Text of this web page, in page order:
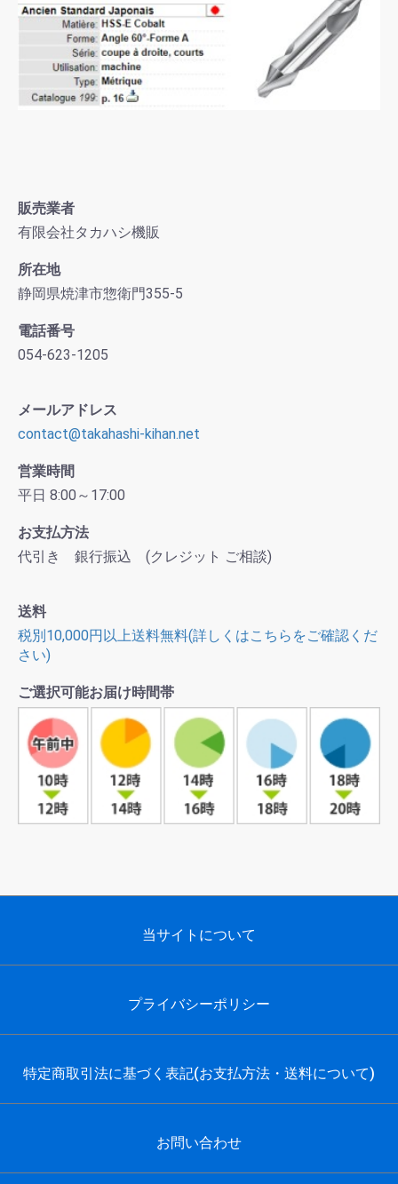
販売業者
有限会社タカハシ機販
所在地
静岡県焼津市惣衛門355-5
電話番号
054-623-1205
メールアドレス
contact@takahashi-kihan.net
営業時間
平日 8:00～17:00
お支払方法
代引き 銀行振込 (クレジット ご相談)
送料
税別10,000円以上送料無料(詳しくはこちらをご確認くだ
さい)
ご選択可能お届け時間帯
当サイトについて
プライバシーポリシー
特定商取引法に基づく表記(お支払方法・送料について)
お問い合わせ